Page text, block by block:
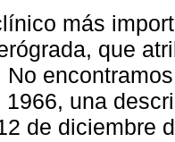
más
que
No
1966, una
de diciembre